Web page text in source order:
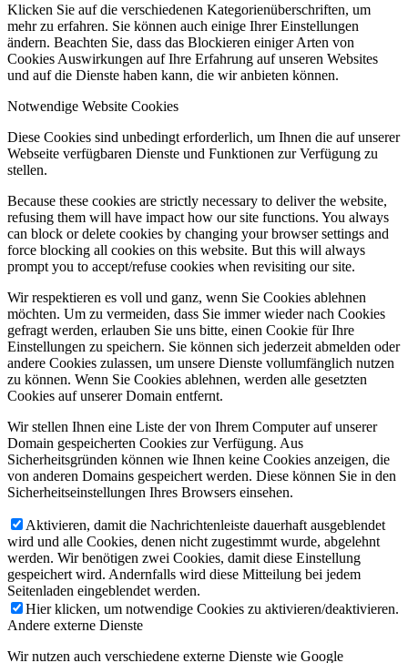
Klicken Sie auf die verschiedenen Kategorienüberschriften, um
mehr zu erfahren. Sie können auch einige Ihrer Einstellungen
ändern. Beachten Sie, dass das Blockieren einiger Arten von
Cookies Auswirkungen auf Ihre Erfahrung auf unseren Websites
und auf die Dienste haben kann, die wir anbieten können.
Notwendige Website Cookies
Diese Cookies sind unbedingt erforderlich, um Ihnen die auf unserer
Webseite verfügbaren Dienste und Funktionen zur Verfügung zu
stellen.
Because these cookies are strictly necessary to deliver the website,
refusing them will have impact how our site functions. You always
can block or delete cookies by changing your browser settings and
force blocking all cookies on this website. But this will always
prompt you to accept/refuse cookies when revisiting our site.
Wir respektieren es voll und ganz, wenn Sie Cookies ablehnen
möchten. Um zu vermeiden, dass Sie immer wieder nach Cookies
gefragt werden, erlauben Sie uns bitte, einen Cookie für Ihre
Einstellungen zu speichern. Sie können sich jederzeit abmelden oder
andere Cookies zulassen, um unsere Dienste vollumfänglich nutzen
zu können. Wenn Sie Cookies ablehnen, werden alle gesetzten
Cookies auf unserer Domain entfernt.
Wir stellen Ihnen eine Liste der von Ihrem Computer auf unserer
Domain gespeicherten Cookies zur Verfügung. Aus
Sicherheitsgründen können wie Ihnen keine Cookies anzeigen, die
von anderen Domains gespeichert werden. Diese können Sie in den
Sicherheitseinstellungen Ihres Browsers einsehen.
Aktivieren, damit die Nachrichtenleiste dauerhaft ausgeblendet
wird und alle Cookies, denen nicht zugestimmt wurde, abgelehnt
werden. Wir benötigen zwei Cookies, damit diese Einstellung
gespeichert wird. Andernfalls wird diese Mitteilung bei jedem
Seitenladen eingeblendet werden.
Hier klicken, um notwendige Cookies zu aktivieren/deaktivieren.
Andere externe Dienste
Wir nutzen auch verschiedene externe Dienste wie Google